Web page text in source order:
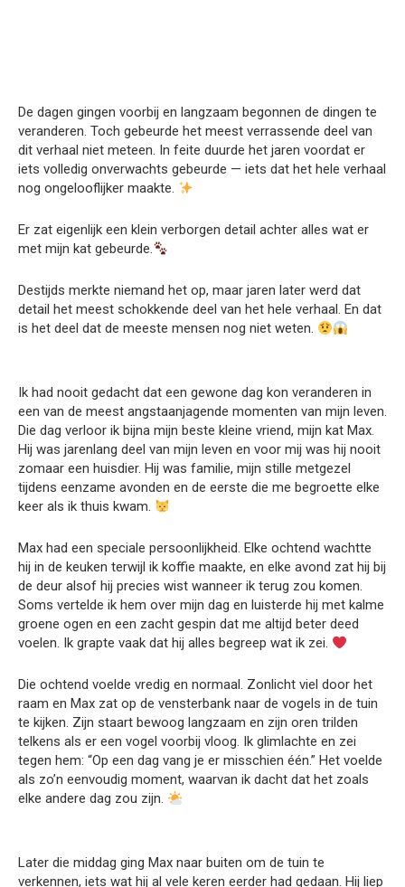
De dagen gingen voorbij en langzaam begonnen de dingen te
veranderen. Toch gebeurde het meest verrassende deel van
dit verhaal niet meteen. In feite duurde het jaren voordat er
iets volledig onverwachts gebeurde — iets dat het hele verhaal
nog ongelooflijker maakte.
Er zat eigenlijk een klein verborgen detail achter alles wat er
met mijn kat gebeurde.
Destijds merkte niemand het op, maar jaren later werd dat
detail het meest schokkende deel van het hele verhaal. En dat
is het deel dat de meeste mensen nog niet weten.
Ik had nooit gedacht dat een gewone dag kon veranderen in
een van de meest angstaanjagende momenten van mijn leven.
Die dag verloor ik bijna mijn beste kleine vriend, mijn kat Max.
Hij was jarenlang deel van mijn leven en voor mij was hij nooit
zomaar een huisdier. Hij was familie, mijn stille metgezel
tijdens eenzame avonden en de eerste die me begroette elke
keer als ik thuis kwam.
Max had een speciale persoonlijkheid. Elke ochtend wachtte
hij in de keuken terwijl ik koffie maakte, en elke avond zat hij bij
de deur alsof hij precies wist wanneer ik terug zou komen.
Soms vertelde ik hem over mijn dag en luisterde hij met kalme
groene ogen en een zacht gespin dat me altijd beter deed
voelen. Ik grapte vaak dat hij alles begreep wat ik zei.
Die ochtend voelde vredig en normaal. Zonlicht viel door het
raam en Max zat op de vensterbank naar de vogels in de tuin
te kijken. Zijn staart bewoog langzaam en zijn oren trilden
telkens als er een vogel voorbij vloog. Ik glimlachte en zei
tegen hem: “Op een dag vang je er misschien één.” Het voelde
als zo’n eenvoudig moment, waarvan ik dacht dat het zoals
elke andere dag zou zijn.
Later die middag ging Max naar buiten om de tuin te
verkennen, iets wat hij al vele keren eerder had gedaan. Hij liep